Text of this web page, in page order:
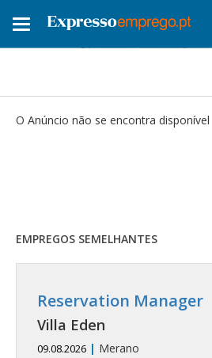
Toggle
O Anúncio não se encontra disponível
EMPREGOS SEMELHANTES
Reservation Manager
Villa Eden
09.08.2026 | Merano